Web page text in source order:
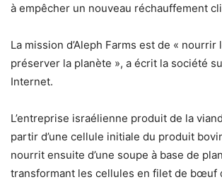
à empêcher un nouveau réchauffement
La mission d’Aleph Farms est de « nourrir
préserver la planète », a écrit la société
Internet.
L’entreprise israélienne produit de la
partir d’une cellule initiale du produit
nourrit ensuite d’une soupe à base de
transformant les cellules en filet de bœuf